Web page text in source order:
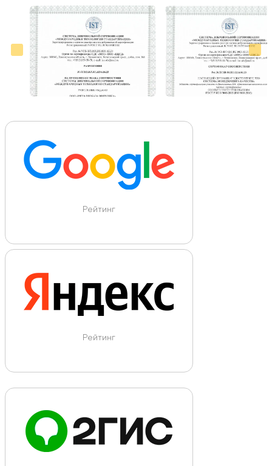
Больше отзывов на Google Maps
Рейтинг
Рейтинг